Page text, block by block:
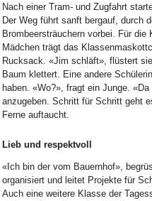
Nach einer Tram- und Zugfahrt
Der Weg führt sanft bergauf, durch
Brombeersträuchern vorbei. Für
Mädchen trägt das
Rucksack. «Jim schläft», flüstert
Baum klettert. Eine andere
haben. «Wo?», fragt ein Junge.
anzugeben. Schritt für Schritt geht
Ferne auftaucht.
Lieb und respektvoll
«Ich bin der vom Bauernhof»,
organisiert und leitet Projekte für
Auch eine weitere Klasse der